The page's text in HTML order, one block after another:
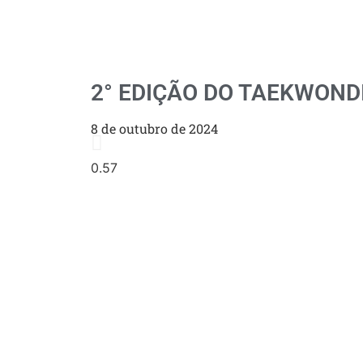
2° EDIÇÃO DO
8 de outubro de 2024